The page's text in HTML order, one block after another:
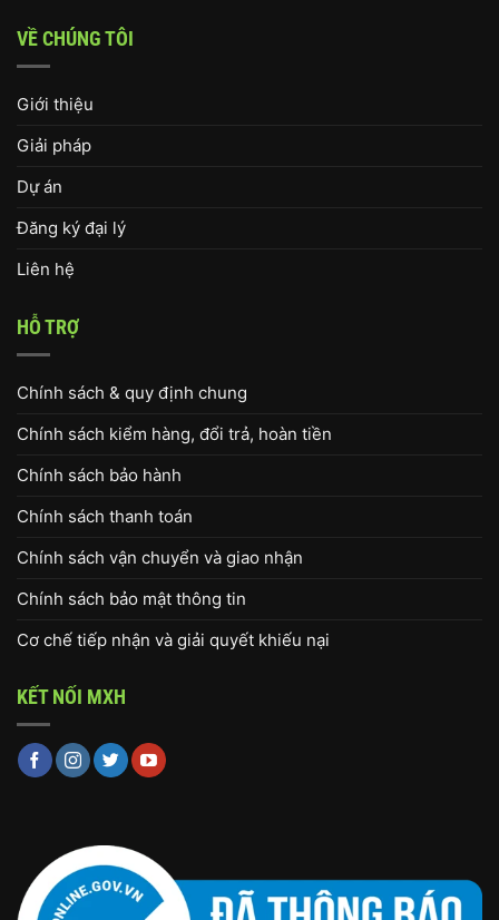
VỀ CHÚNG TÔI
Giới thiệu
Giải pháp
Dự án
Đăng ký đại lý
Liên hệ
HỖ TRỢ
Chính sách & quy định chung
Chính sách kiểm hàng, đổi trả, hoàn tiền
Chính sách bảo hành
Chính sách thanh toán
Chính sách vận chuyển và giao nhận
Chính sách bảo mật thông tin
Cơ chế tiếp nhận và giải quyết khiếu nại
KẾT NỐI MXH